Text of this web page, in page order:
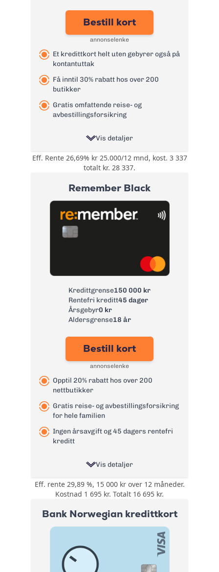
Bestill kort
annonselenke
Et kredittkort helt uten gebyrer også på
kontantuttak
Få inntil 30% rabatt hos over 200
butikker
Gratis omfattende reise- og
avbestillingsforsikring
Vis detaljer
Bonus:
Opptil 30% rabatt
hos over 200
kategorier som:
Nettbutikker,
Kultur, Butikker,
Forsikring:
avbestillingsforsikring
tyveriforsikring
Årsgebyr:
0 kr
22,65%
Kontantuttak i
0 kr - renter løper
Kontantuttak i
bank:
0 kr - renter løper
fra uttaksdato
Gebyr
papirfaktura:
Valutapåslag:
Purregebyr:
35 kr
Les mer om TF Bank Mastercard
kredittkort →
Eff. Rente 26,69% kr 25.000/12 mnd, kost. 3 337
totalt kr. 28 337.
Remember Black
Kredittgrense150 000 kr
Rentefri kreditt45 dager
Årsgebyr0 kr
Aldersgrense18 år
Bestill kort
annonselenke
Opptil 20% rabatt hos over 200
nettbutikker
Gratis reise- og avbestillingsforsikring
for hele familien
Ingen årsavgift og 45 dagers rentefri
kreditt
Vis detaljer
Bonus:
Opptil 20% rabatt
hos over 200
på lading av elbil.
Forsikring:
Reise- og
avbestillingsforsikring
Årsgebyr:
Rente:
Eff. rente 29,89 %, 15 000 kr over 12 måneder.
Kostnad 1 695 kr. Totalt 16 695 kr.
Bank Norwegian kredittkort